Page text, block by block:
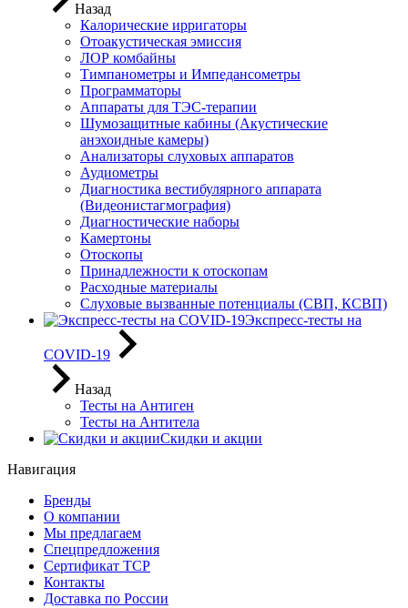
Назад
Калорические ирригаторы
Отоакустическая эмиссия
ЛОР комбайны
Тимпанометры и Импедансометры
Программаторы
Аппараты для ТЭС-терапии
Шумозащитные кабины (Акустические
анэхоидные камеры)
Анализаторы слуховых аппаратов
Аудиометры
Диагностика вестибулярного аппарата
(Видеонистагмография)
Диагностические наборы
Камертоны
Отоскопы
Принадлежности к отоскопам
Расходные материалы
Слуховые вызванные потенциалы (СВП, КСВП)
Экспресс-тесты на
COVID-19
Назад
Тесты на Антиген
Тесты на Антитела
Скидки и акции
Навигация
Бренды
О компании
Мы предлагаем
Спецпредложения
Сертификат ТСР
Контакты
Доставка по России